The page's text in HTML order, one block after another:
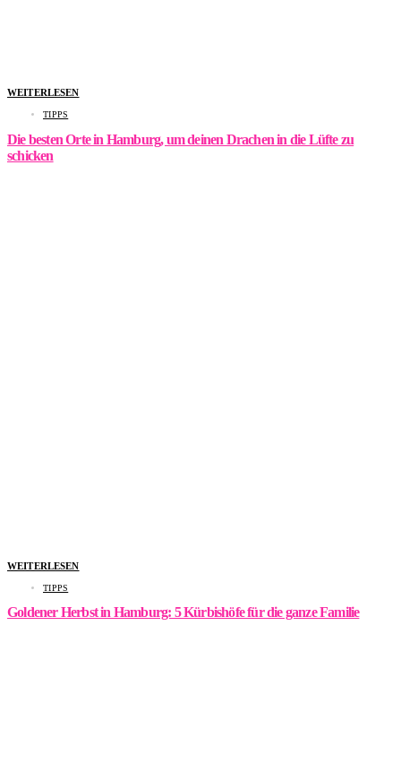
WEITERLESEN
TIPPS
Die besten Orte in Hamburg, um deinen Drachen in die Lüfte zu
schicken
WEITERLESEN
TIPPS
Goldener Herbst in Hamburg: 5 Kürbishöfe für die ganze Familie